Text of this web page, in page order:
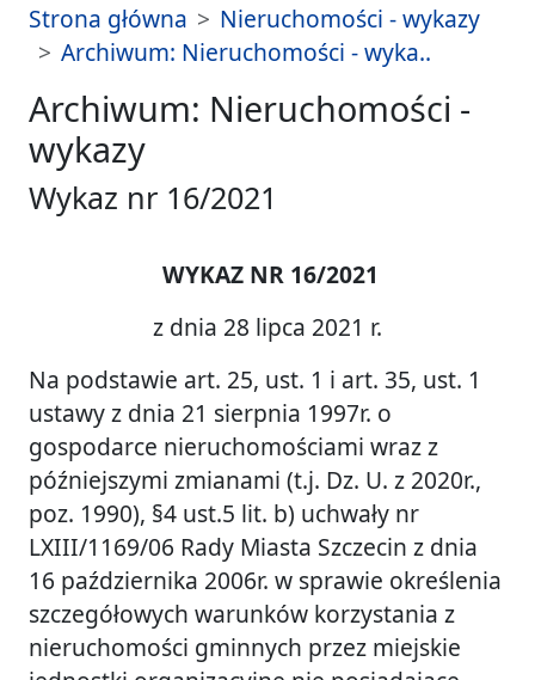
Strona główna
Nieruchomości - wykazy
Archiwum: Nieruchomości - wyka..
Archiwum: Nieruchomości -
wykazy
Wykaz nr 16/2021
WYKAZ NR 16/2021
z dnia 28 lipca 2021 r.
Na podstawie art. 25, ust. 1 i art. 35, ust. 1
ustawy z dnia 21 sierpnia 1997r. o
gospodarce nieruchomościami wraz z
późniejszymi zmianami (t.j. Dz. U. z 2020r.,
poz. 1990), §4 ust.5 lit. b) uchwały nr
LXIII/1169/06 Rady Miasta Szczecin z dnia
16 października 2006r. w sprawie określenia
szczegółowych warunków korzystania z
nieruchomości gminnych przez miejskie